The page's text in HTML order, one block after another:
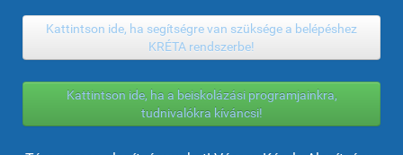
Kattintson ide, ha segítségre van szüksége a belépéshez
KRÉTA rendszerbe!
Kattintson ide, ha a beiskolázási programjainkra,
tudnivalókra kíváncsi!